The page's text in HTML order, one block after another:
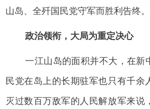
山岛、全歼国民党守军而胜利告终。
政治领衔，大局为重定决心
一江山岛的面积并不大，在新
民党在岛上的长期驻军也只有千余
灭过数百万敌军的人民解放军来说